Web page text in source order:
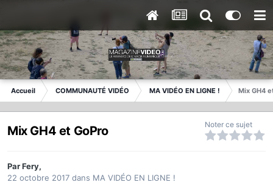
Accueil COMMUNAUTÉ VIDÉO MA VIDÉO EN LIGNE ! Mix GH4
Mix GH4 et GoPro Noter ce sujet
ParFery,
22 octobre 2017 dans MA VIDÉO EN LIGNE !